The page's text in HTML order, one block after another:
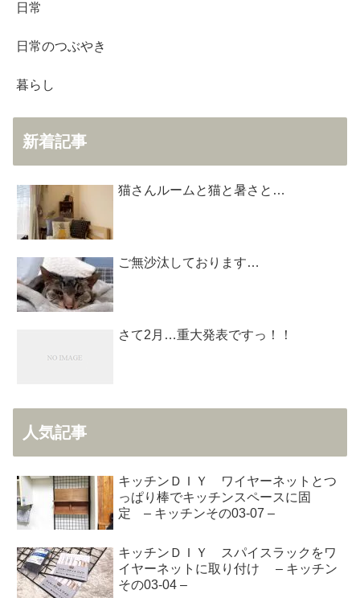
日常
日常のつぶやき
暮らし
新着記事
猫さんルームと猫と暑さと…
ご無沙汰しております…
さて2月…重大発表ですっ！！
人気記事
キッチンＤＩＹ ワイヤーネットとつ
っぱり棒でキッチンスペースに固
定 – キッチンその03-07 –
キッチンＤＩＹ スパイスラックをワ
イヤーネットに取り付け – キッチン
その03-04 –